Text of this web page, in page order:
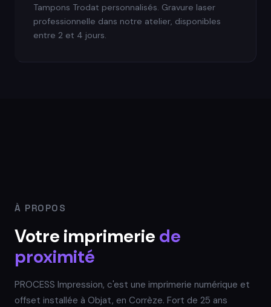
Tampons Trodat personnalisés. Gravure laser
professionnelle dans notre atelier, disponibles
entre 2 et 4 jours.
À PROPOS
Votre imprimerie de
proximité
PROCESS Impression, c'est une imprimerie numérique et
offset installée à Objat, en Corrèze. Fort de 25 ans